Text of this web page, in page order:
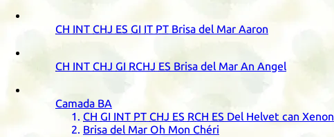
CH INT CHJ ES GI IT PT Brisa del Mar Aaron
CH INT CHJ GI RCHJ ES Brisa del Mar An Angel
Camada BA
CH GI INT PT CHJ ES RCH ES Del Helvet can Xenon
Brisa del Mar Oh Mon Chéri